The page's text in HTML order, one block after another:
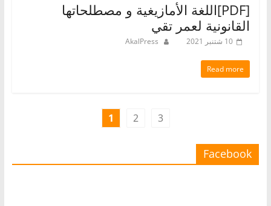
[PDF]اللغة الأمازيغية و مصطلحاتها
القانونية لعمر تقي
10 شتنبر 2021 AkalPress
Read more
1 2 3
Facebook